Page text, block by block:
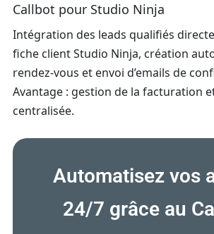
Callbot pour Studio Ninja
Intégration des leads qualifiés
fiche client Studio Ninja, création
rendez‑vous et envoi d’emails de
Avantage : gestion de la facturation
centralisée.
Automatisez vos
24/7 grâce au